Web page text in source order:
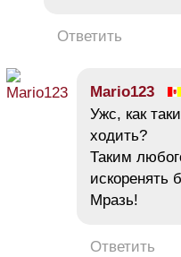
Ответить
Mario123
Ужс, как
ходить?
Таким
искоренять
Мразь!
Ответить